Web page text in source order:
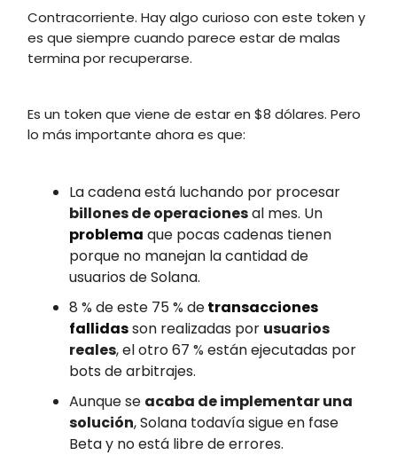
Contracorriente. Hay algo curioso con este token y
es que siempre cuando parece estar de malas
termina por recuperarse.
Es un token que viene de estar en $8 dólares. Pero
lo más importante ahora es que:
La cadena está luchando por procesar
billones de operacionesal mes. Un
problema que pocas cadenas tienen
porque no manejan la cantidad de
usuarios de Solana.
8 % de este 75 % detransacciones
fallidasson realizadas por usuarios
reales, el otro 67 % están ejecutadas por
bots de arbitrajes.
Aunque se acaba de implementar una
solución, Solana todavía sigue en fase
Beta y no está libre de errores.